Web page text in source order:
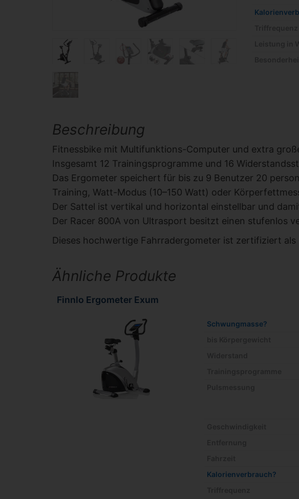
Beschreibung
Fitnessbike mit Multifunktions-Computer und extra
Insgesamt 12 Trainingsprogramme und 16
Das Ergometer speichert für bis zu 9 Benutzer 20
Training, Watt-Modus (10–150 Watt) oder
Der Sattel ist vertikal und horizontal einstellbar und
Der Racer 800A von Ultrasport besitzt einen stufenlos
Dieses hochwertige Fahrradergometer ist zertifiziert als
Ähnliche Produkte
Finnlo Ergometer Exum
Schwungmasse?
Kalorienverbrauch?